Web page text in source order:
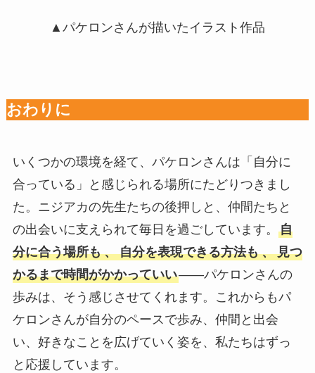
▲パケロンさんが描いたイラスト作品
おわりに
いくつかの環境を経て、パケロンさんは「自分に
合っている」と感じられる場所にたどりつきまし
た。ニジアカの先生たちの後押しと、仲間たちと
の出会いに支えられて毎日を過ごしています。 自
分に合う場所も 、 自分を表現できる方法も 、 見つ
かるまで時間がかかっていい——パケロンさんの
歩みは、そう感じさせてくれます。これからもパ
ケロンさんが自分のペースで歩み、仲間と出会
い、好きなことを広げていく姿を、私たちはずっ
と応援しています。